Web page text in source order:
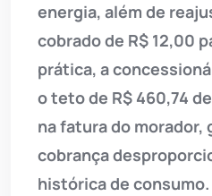
energia, além de
cobrado de R$ 12,00
prática, a
o teto de R$ 460,74
na fatura do morador,
cobrança
histórica de consumo.